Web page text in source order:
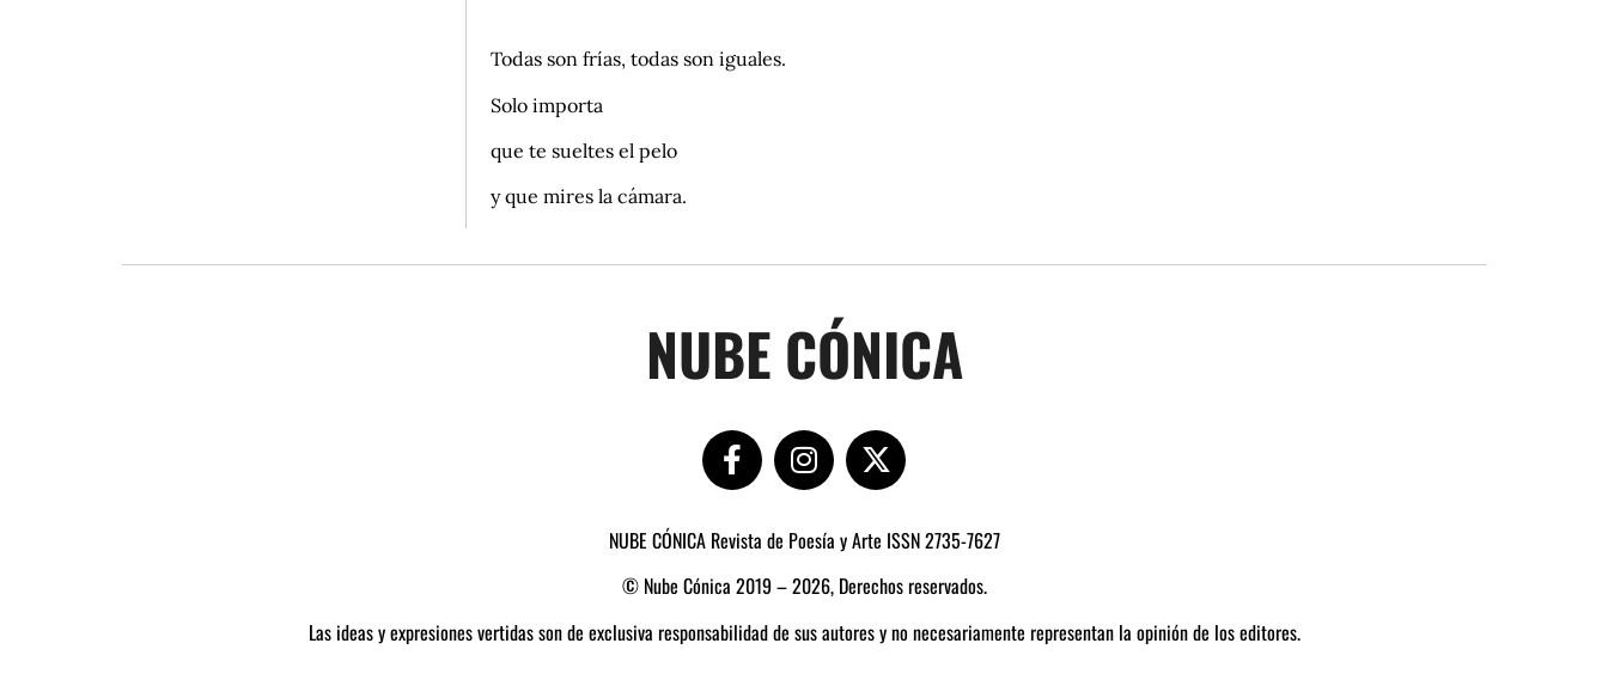
Todas son frías, todas son iguales.
Solo importa
que te sueltes el pelo
y que mires la cámara.
NUBE CÓNICA
NUBE CÓNICA Revista de Poesía y Arte ISSN 2735-7627
© Nube Cónica 2019 – 2026, Derechos reservados.
Las ideas y expresiones vertidas son de exclusiva responsabilidad de sus autores y no necesariamente representan la opinión de los editores.